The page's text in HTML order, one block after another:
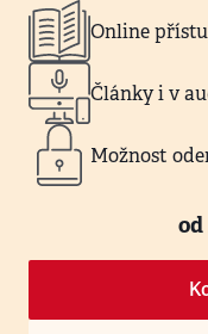
Online
Články i v
Možnost
od